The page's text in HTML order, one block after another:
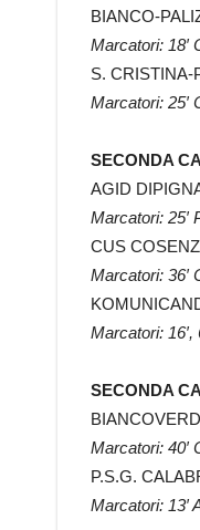
BIANCO-
Marcatori: 18′
S. CRISTINA-
Marcatori: 25′
SECONDA
AGID
Marcatori: 25′
CUS
Marcatori: 36′
Marcatori: 16′,
SECONDA
Marcatori: 40′
P.S.G.
Marcatori: 13′